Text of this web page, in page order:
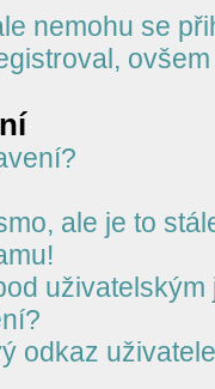
nemohu se
ale je to
uživatelským
odkaz